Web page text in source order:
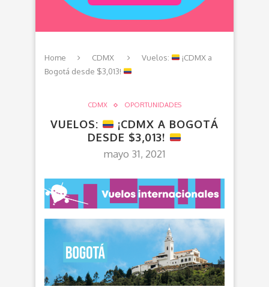
Home CDMX Vuelos:
¡CDMX a
Bogotá desde $3,013!
CDMX OPORTUNIDADES
VUELOS:
¡CDMX A BOGOTÁ
DESDE $3,013!
mayo 31, 2021